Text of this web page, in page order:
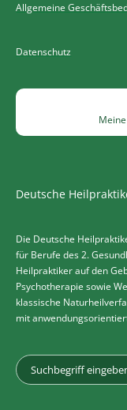
Allgemeine
Datenschutz
Deutsche
Die Deutsche
für Berufe des 2.
Heilpraktiker auf den
Psychotherapie sowie
klassische
mit